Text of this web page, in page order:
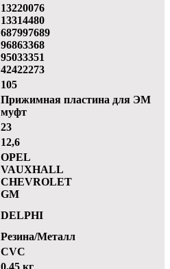
13220076
13314480
687997689
96863368
95033351
42422273
105
Прижимная пластина для ЭМ
муфт
23
12,6
OPEL
VAUXHALL
CHEVROLET
GM
DELPHI
Резина/Металл
CVC